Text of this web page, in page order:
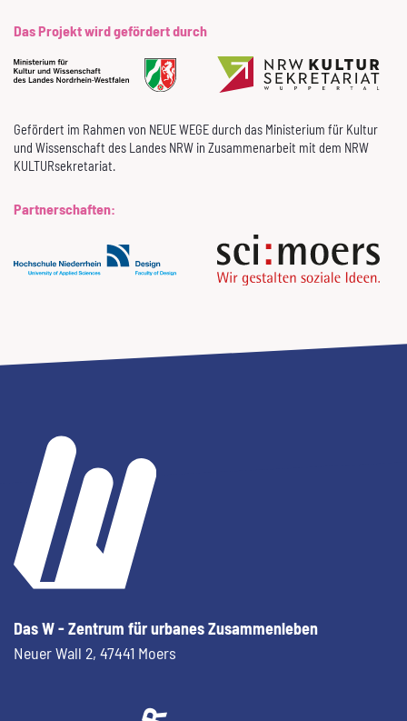
Das Projekt wird gefördert durch
Gefördert im Rahmen von NEUE WEGE durch das Ministerium für Kultur
und Wissenschaft des Landes NRW in Zusammenarbeit mit dem NRW
KULTURsekretariat.
Partnerschaften:
Das W - Zentrum für urbanes Zusammenleben
Neuer Wall 2, 47441 Moers